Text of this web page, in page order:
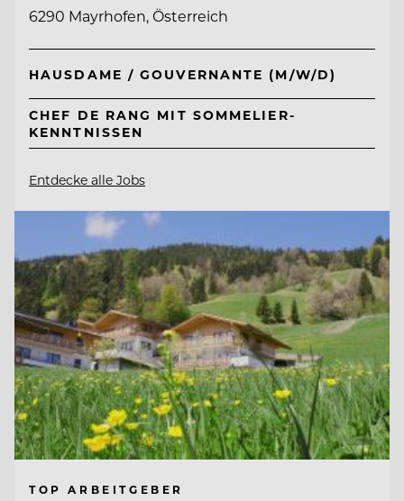
6290 Mayrhofen, Österreich
HAUSDAME / GOUVERNANTE (M/W/D)
CHEF DE RANG MIT SOMMELIER-
KENNTNISSEN
Entdecke alle Jobs
TOP ARBEITGEBER